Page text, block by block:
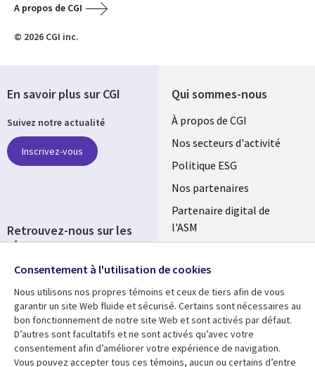
A propos de CGI
© 2026 CGI inc.
Qui sommes-nous
Useful
links
FRANCE
À propos de CGI
Nos secteurs d'activité
Politique ESG
Nos partenaires
Partenaire digital de
l'ASM
Fusions
Ressources
Library
Articles
Support
Legal
Accessibilité
En savoir plus sur CGI
Suivez notre actualité
Inscrivez-vous
Retrouvez-nous sur les
réseaux
Social
Media
FRANCE
Consentement à l'utilisation de cookies
Nous utilisons nos propres témoins et ceux de tiers afin de vous
garantir un site Web fluide et sécurisé. Certains sont nécessaires au
bon fonctionnement de notre site Web et sont activés par défaut.
D’autres sont facultatifs et ne sont activés qu’avec votre
consentement afin d’améliorer votre expérience de navigation.
Vous pouvez accepter tous ces témoins, aucun ou certains d’entre